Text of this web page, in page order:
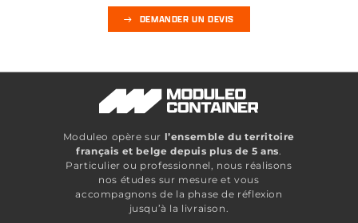
DEMANDER UN DEVIS
Moduleo opère sur l’ensemble du territoire
français et belge depuis plus de 5 ans.
Particulier ou professionnel, nous réalisons
nos études sur mesure et vous
accompagnons de la phase de réflexion
jusqu’à la livraison.